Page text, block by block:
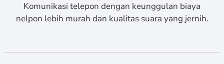
Komunikasi telepon dengan keunggulan biaya
nelpon lebih murah dan kualitas suara yang jernih.